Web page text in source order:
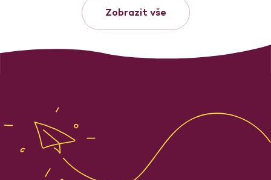
Zobrazit vše